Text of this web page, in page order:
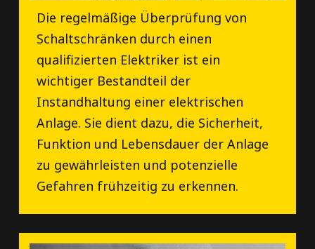
Die regelmäßige Überprüfung von
Schaltschränken durch einen
qualifizierten Elektriker ist ein
wichtiger Bestandteil der
Instandhaltung einer elektrischen
Anlage. Sie dient dazu, die Sicherheit,
Funktion und Lebensdauer der Anlage
zu gewährleisten und potenzielle
Gefahren frühzeitig zu erkennen.